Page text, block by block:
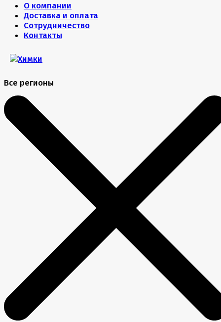
О компании
Доставка и оплата
Сотрудничество
Контакты
Все регионы